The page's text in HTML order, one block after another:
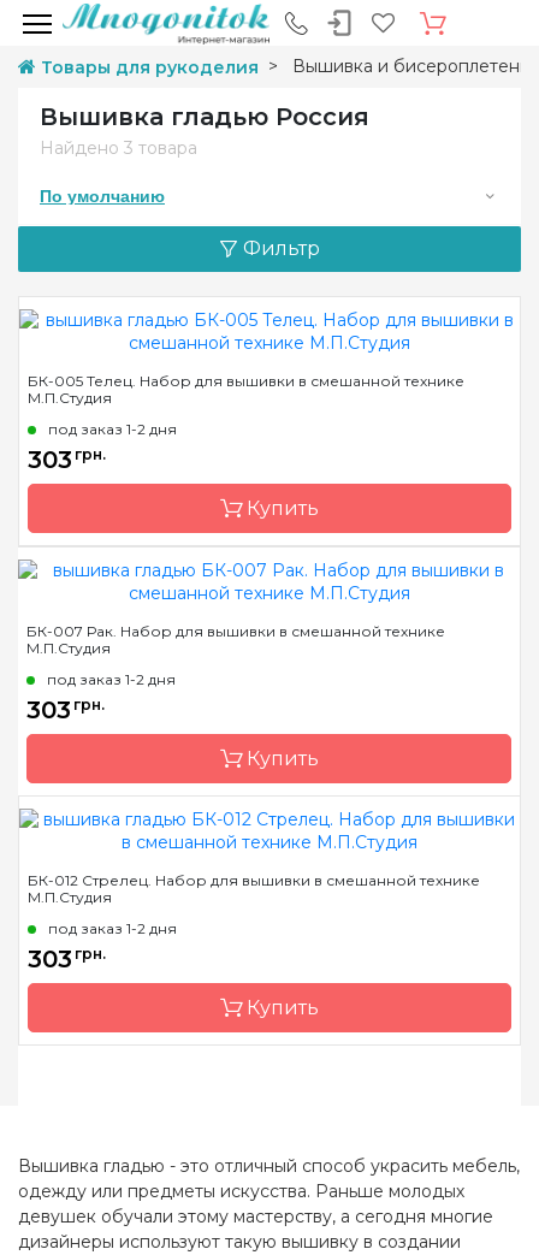
Товары для рукоделия Вышивка и
Вышивка гладью Россия
Найдено 3 товара
По умолчанию
Фильтр
БК-005 Телец. Набор для вышивки в смешанной технике
М.П.Студия
под заказ 1-2 дня
303 грн.
Купить
Размер
Канва
Зашивка
БК-007 Рак. Набор для вышивки в смешанной технике
М.П.Студия
под заказ 1-2 дня
303 грн.
Купить
Размер
Канва
Зашивка
БК-012 Стрелец. Набор для вышивки в смешанной технике
М.П.Студия
под заказ 1-2 дня
303 грн.
Купить
Канва
Аида 14
Зашивка
частичная
Вышивка гладью - это отличный способ украсить мебель,
одежду или предметы искусства. Раньше молодых
девушек обучали этому мастерству, а сегодня многие
дизайнеры используют такую вышивку в создании